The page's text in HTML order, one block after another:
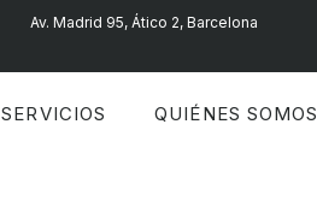
Av. Madrid 95, Ático 2, Barcelona
SERVICIOS QUIÉNES SOMOS